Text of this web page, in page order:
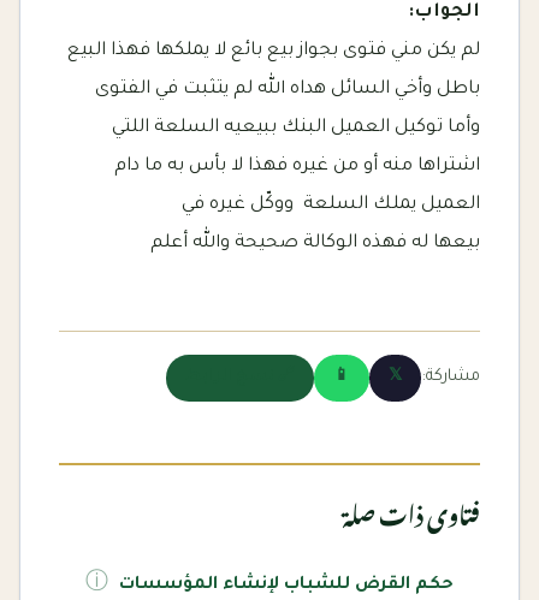
الجواب:
لم يكن مني فتوى بجواز بيع بائع لا يملكها فهذا البيع
باطل وأخي السائل هداه الله لم يتثبت في الفتوى
وأما توكيل العميل البنك ببيعيه السلعة اللتي
اشتراها منه أو من غيره فهذا لا بأس به ما دام
العميل يملك السلعة ووكّل غيره في
بيعها له فهذه الوكالة صحيحة والله أعلم
مشاركة: 𝕏
📱
فتاوى ذات صلة
حكم القرض للشباب لإنشاء المؤسسات ⓘ